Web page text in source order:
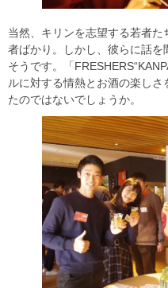
当然、キリンを志望する若者
者ばかり。しかし、彼らに話
そうです。「
ルに対する情熱とお酒の楽し
たのではないでしょうか。